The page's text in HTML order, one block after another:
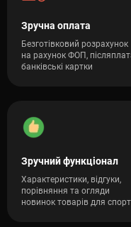
Зручна оплата
Безготівковий розрахунок
на рахунок ФОП,
банківські картки
Зручний функціонал
Характеристики, відгуки,
порівняння та огляди
новинок товарів для